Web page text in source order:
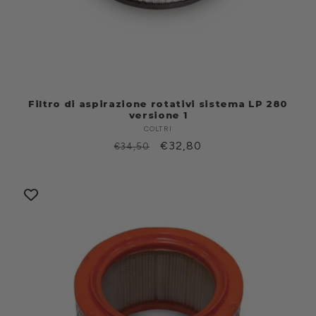
Filtro di aspirazione rotativi sistema LP 280
versione 1
Produttore:
COLTRI
Prezzo
€34,50
Prezzo
€32,80